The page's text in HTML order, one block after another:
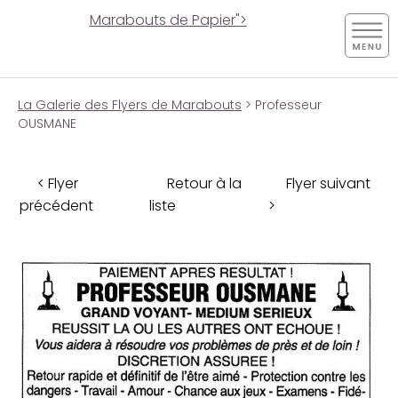
Marabouts de Papier">
La Galerie des Flyers de Marabouts > Professeur
OUSMANE
< Flyer
précédent
Retour à la
liste
Flyer suivant
>